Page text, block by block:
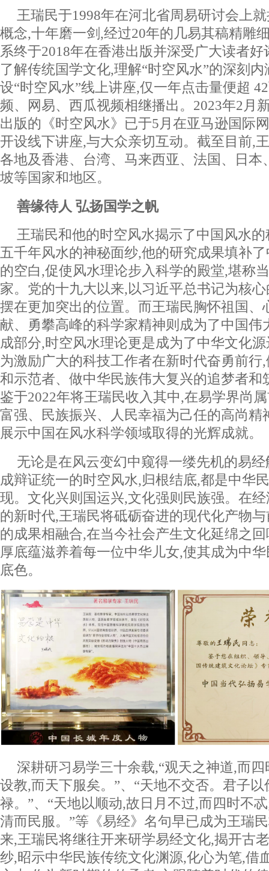
王瑞民于1998年在河北省周易研讨会上
概念,十年磨一剑,经过20年的几易其稿精雕
系终于2018年在香港出版并深受广大读者好
了解传统国学文化,理解“时空风水”的深刻
设“时空风水”线上讲座,仅一年点击量便超
频、网易、西瓜视频相继播出。2023年2月
出版的《时空风水》已于5月在亚马逊国际
开设线下讲座,与大众亲切互动。截至目前,
各地及香港、台湾、马来西亚、法国、日本
坡等国家和地区。
善缘待人 弘扬国学之帆
王瑞民和他的时空风水揭示了中国风水
五千年风水的神秘面纱,他的研究成果填补
的空白,促使风水理论步入科学的殿堂,堪称
家。党的十九大以来,以习近平总书记为核
摆在更加突出的位置。而王瑞民胸怀祖国、
献、勇攀高峰的科学家精神则成为了中国伟
成部分,时空风水理论更是成为了中华文化
为激励广大的科技工作者在新时代奋勇前行
和示范者、做中华民族伟大复兴的追梦者和
鉴于2022年将王瑞民收入其中,在易学界尚
富强、民族振兴、人民幸福为己任的高尚精
展示中国在风水科学领域取得的光辉成就。
无论是在风云变幻中窥得一缕先机的易
成辩证统一的时空风水,归根结底,都是中华
现。文化兴则国运兴,文化强则民族强。在
的新时代,王瑞民将砥砺奋进的现代化产物
的成果相融合,在当今社会产生文化延绵之
厚底蕴滋养着每一位中华儿女,使其成为中
底色。
深耕研习易学三十余载,“观天之神道,而
设教,而天下服矣。”、“天地不交否。君子
禄。”、“天地以顺动,故日月不过,而四时不
清而民服。”等《易经》名句早已成为王瑞
来,王瑞民将继往开来研学易经文化,揭开古
纱,昭示中华民族传统文化渊源,化心为笔,借